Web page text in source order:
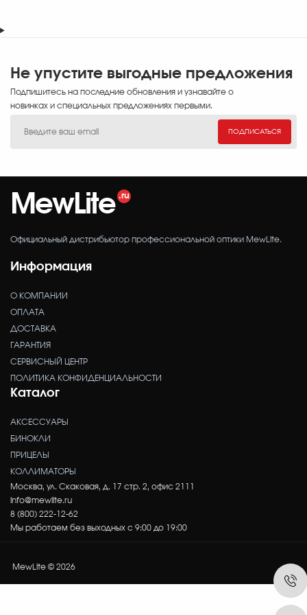
Не упустите выгодные предложения
Подпишитесь на последние обновления и узнавайте о
новинках и специальных предложениях первыми.
ПОДПИСАТЬСЯ
MewLite
Официальный дистрибьютор профессиональной оптики MewLite.
Информация
О КОМПАНИИ
ОПЛАТА
ДОСТАВКА
ГАРАНТИЯ
СЕРВИСНЫЙ ЦЕНТР
ПОЛИТИКА КОНФИДЕНЦИАЛЬНОСТИ
Каталог
АКСЕССУАРЫ
БИНОКЛИ
ПРИЦЕЛЫ
КОЛЛИМАТОРЫ
Москва, ул. Скаковая, д. 17 стр. 2, офис 2111
info@mewlite.ru
8 (800) 222-12-62
Мы работаем без выходных с 9:00 до 19:00
MewLite © 2026